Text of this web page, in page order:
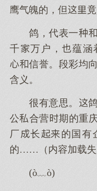
鹰气魄的，但竟
鸽，代表一
千万户，蕴涵
信誉。段彩均
含义。
很有意思。
公合营期的重
厂长的国有
的……（内容加载失
(ò﹏ò)